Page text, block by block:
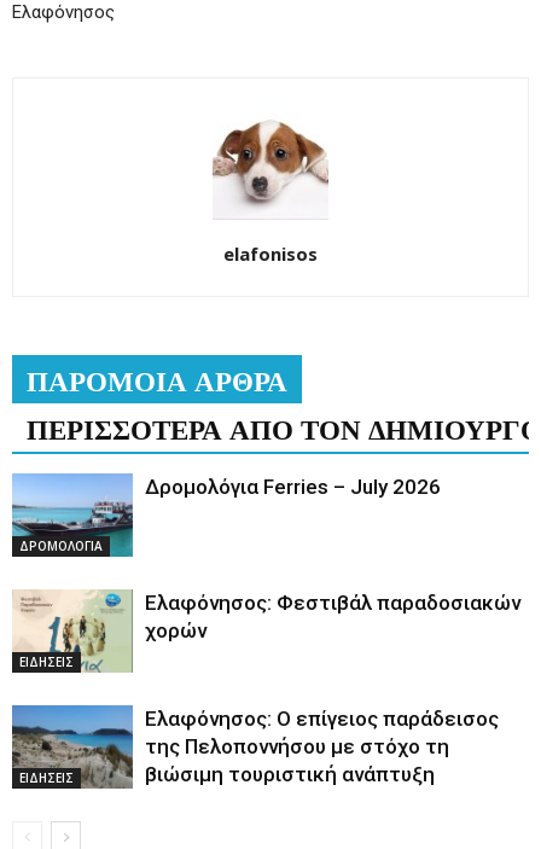
Ελαφόνησος
elafonisos
ΠΑΡΟΜΟΙΑ ΑΡΘΡΑ
ΠΕΡΙΣΣΟΤΕΡΑ ΑΠΟ ΤΟΝ ΔΗΜΙΟΥΡΓΟ
ΔΡΟΜΟΛΟΓΙΑ
Δρομολόγια Ferries – July 2026
ΕΙΔΗΣΕΙΣ
Ελαφόνησος: Φεστιβάλ παραδοσιακών
χορών
ΕΙΔΗΣΕΙΣ
Ελαφόνησος: Ο επίγειος παράδεισος
της Πελοποννήσου με στόχο τη
βιώσιμη τουριστική ανάπτυξη